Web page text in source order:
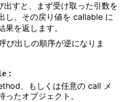
出すと、まず受け取った引数を
し、その戻り値を callable に
を返します。
び出しの順序が逆になりま
:
、もしくは任意の call メ
ったオブジェクト。